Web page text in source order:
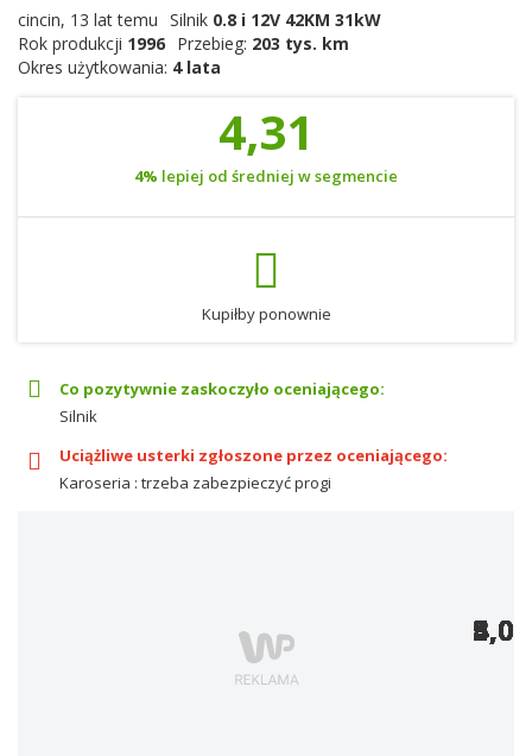
cincin, 13 lat temu Silnik 0.8 i 12V 42KM 31kW
Rok produkcji 1996 Przebieg: 203 tys. km
Okres użytkowania: 4 lata
4,31
4% lepiej od średniej w segmencie
Kupiłby ponownie
Co pozytywnie zaskoczyło oceniającego:
Silnik
Uciążliwe usterki zgłoszone przez oceniającego:
Karoseria : trzeba zabezpieczyć progi
5,0
5,0
3,0
4,0
5,0
5,0
3,0
5,0
3,0
5,0
5,0
4,0
4,0